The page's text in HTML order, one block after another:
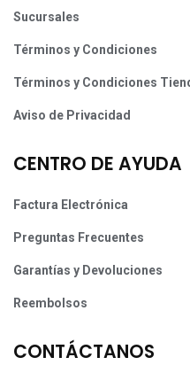
Sucursales
Términos y Condiciones
Términos y Condiciones
Aviso de Privacidad
CENTRO DE AYUDA
Factura Electrónica
Preguntas Frecuentes
Garantías y Devoluciones
Reembolsos
CONTÁCTANOS